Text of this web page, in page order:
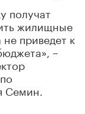
получат
жилищные
приведет к
–
Семин.